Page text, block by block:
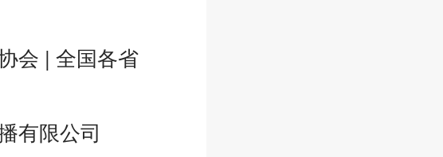
会 | 全国各省
有限公司